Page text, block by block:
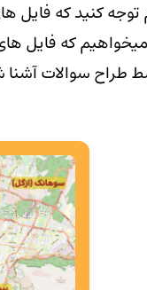
توجه کنید که فایل
که فایل
طراح سوالات آشنا